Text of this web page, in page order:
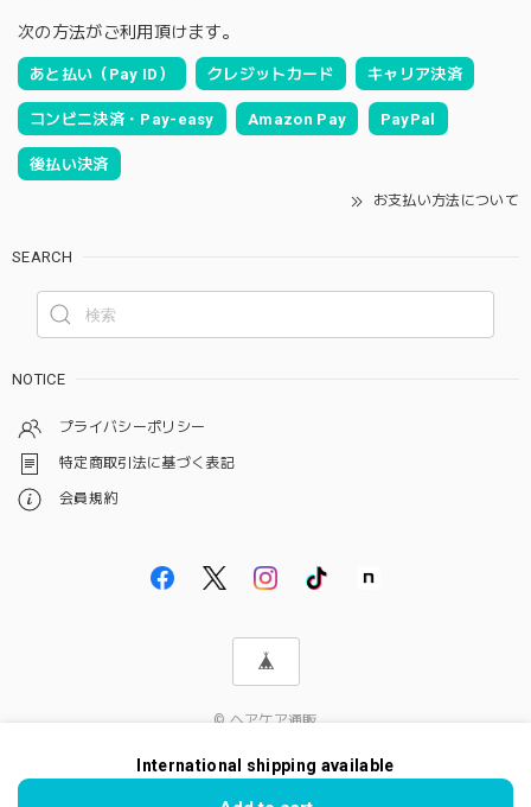
次の方法がご利用頂けます。
あと払い（Pay ID） クレジットカード キャリア決済
コンビニ決済・Pay-easy Amazon Pay PayPal
後払い決済
お支払い方法について
SEARCH
NOTICE
プライバシーポリシー
特定商取引法に基づく表記
会員規約
© ヘアケア通販
International shipping available